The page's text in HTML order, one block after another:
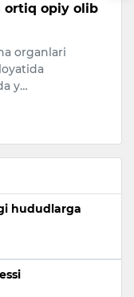
ortiq opiy olib
organlari
y…
hududlarga